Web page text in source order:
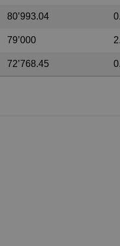
80’993.04
79’000
72’768.45